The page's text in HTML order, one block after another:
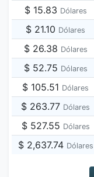
$ 15.83 Dólares
$ 21.10 Dólares
$ 26.38 Dólares
$ 52.75 Dólares
$ 105.51 Dólares
$ 263.77 Dólares
$ 527.55 Dólares
$ 2,637.74 Dólares